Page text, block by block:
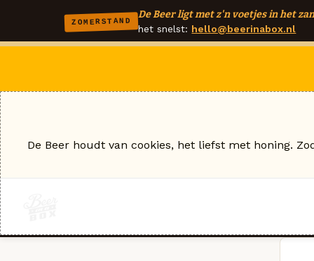
ZOMERSTAND
De Beer ligt met z'n voetjes in het
het snelst: hello@beerinabox.nl
De Beer houdt van cookies, het liefst met honing.